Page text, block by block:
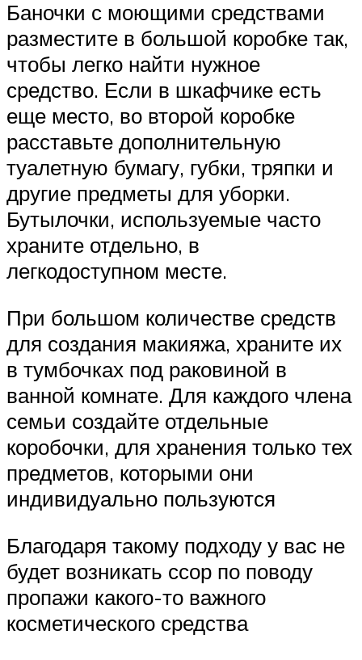
Баночки с моющими средствами
разместите в большой коробке так,
чтобы легко найти нужное
средство. Если в шкафчике есть
еще место, во второй коробке
расставьте дополнительную
туалетную бумагу, губки, тряпки и
другие предметы для уборки.
Бутылочки, используемые часто
храните отдельно, в
легкодоступном месте.
При большом количестве средств
для создания макияжа, храните их
в тумбочках под раковиной в
ванной комнате. Для каждого члена
семьи создайте отдельные
коробочки, для хранения только тех
предметов, которыми они
индивидуально пользуются
Благодаря такому подходу у вас не
будет возникать ссор по поводу
пропажи какого-то важного
косметического средства